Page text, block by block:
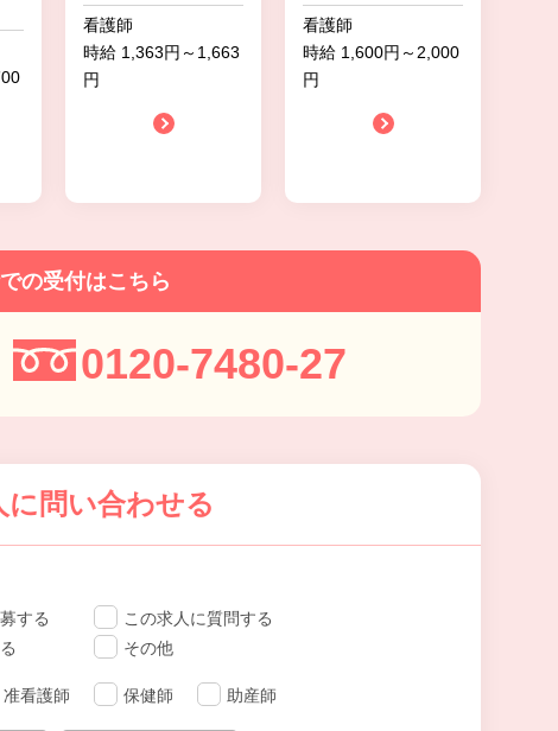
看護師
時給 1,363円～1,663
円
看護師
時給 1,600円～2,000
円
の受付はこちら
0120-7480-27
に問い合わせる
する
この求人に質問する
その他
准看護師 保健師 助産師